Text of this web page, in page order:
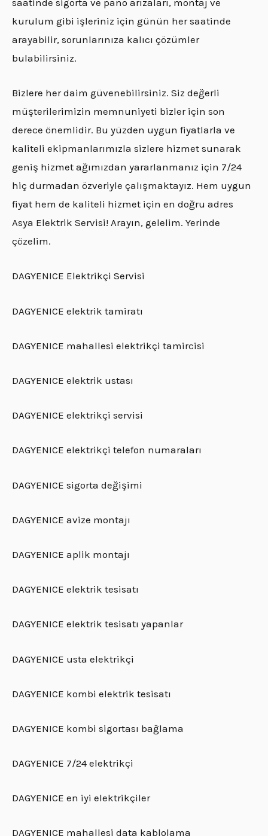
saatinde sigorta ve pano arızaları, montaj ve
kurulum gibi işleriniz için günün her saatinde
arayabilir, sorunlarınıza kalıcı çözümler
bulabilirsiniz.
Bizlere her daim güvenebilirsiniz. Siz değerli
müşterilerimizin memnuniyeti bizler için son
derece önemlidir. Bu yüzden uygun fiyatlarla ve
kaliteli ekipmanlarımızla sizlere hizmet sunarak
geniş hizmet ağımızdan yararlanmanız için 7/24
hiç durmadan özveriyle çalışmaktayız. Hem uygun
fiyat hem de kaliteli hizmet için en doğru adres
Asya Elektrik Servisi! Arayın, gelelim. Yerinde
çözelim.
DAGYENICE Elektrikçi Servisi
DAGYENICE elektrik tamiratı
DAGYENICE mahallesi elektrikçi tamircisi
DAGYENICE elektrik ustası
DAGYENICE elektrikçi servisi
DAGYENICE elektrikçi telefon numaraları
DAGYENICE sigorta değişimi
DAGYENICE avize montajı
DAGYENICE aplik montajı
DAGYENICE elektrik tesisatı
DAGYENICE elektrik tesisatı yapanlar
DAGYENICE usta elektrikçi
DAGYENICE kombi elektrik tesisatı
DAGYENICE kombi sigortası bağlama
DAGYENICE 7/24 elektrikçi
DAGYENICE en iyi elektrikçiler
DAGYENICE mahallesi data kablolama